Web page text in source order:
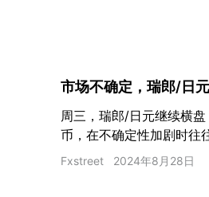
市场不确定，瑞郎/日
周三，瑞郎/日元继续横
币，在不确定性加剧时往
更受投资者青睐，因为与
Fxstreet 2024年8月28日